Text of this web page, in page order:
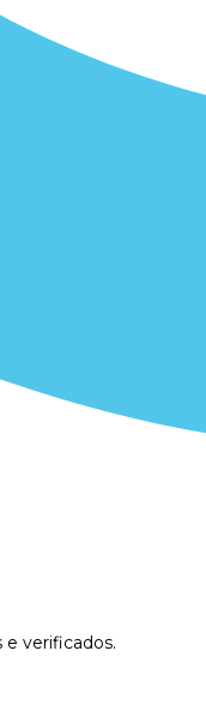
verificados.